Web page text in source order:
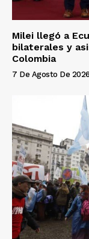
Milei llegó a
bilaterales y
Colombia
7 De Agosto De 2026